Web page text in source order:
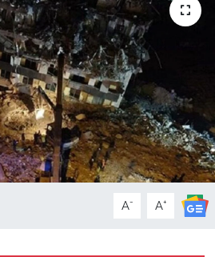
A- A+